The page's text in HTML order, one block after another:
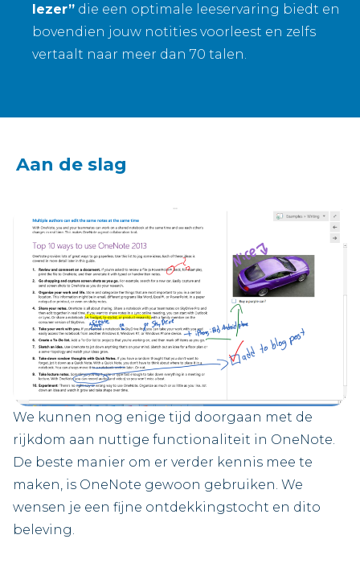
lezer” die een optimale leeservaring biedt en
bovendien jouw notities voorleest en zelfs
vertaalt naar meer dan 70 talen.
Aan de slag
We kunnen nog enige tijd doorgaan met de
rijkdom aan nuttige functionaliteit in OneNote.
De beste manier om er verder kennis mee te
maken, is OneNote gewoon gebruiken. We
wensen je een fijne ontdekkingstocht en dito
beleving.